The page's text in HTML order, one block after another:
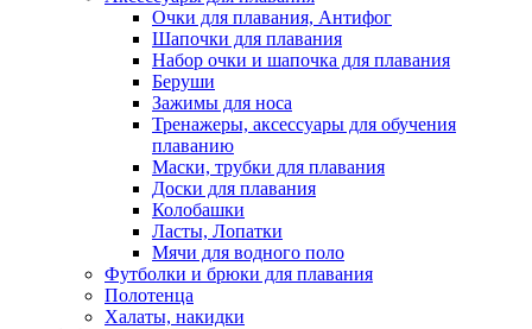
Очки для плавания, Антифог
Шапочки для плавания
Набор очки и шапочка для плавания
Беруши
Зажимы для носа
Тренажеры, аксессуары для обучения
плаванию
Маски, трубки для плавания
Доски для плавания
Колобашки
Ласты, Лопатки
Мячи для водного поло
Футболки и брюки для плавания
Полотенца
Халаты, накидки